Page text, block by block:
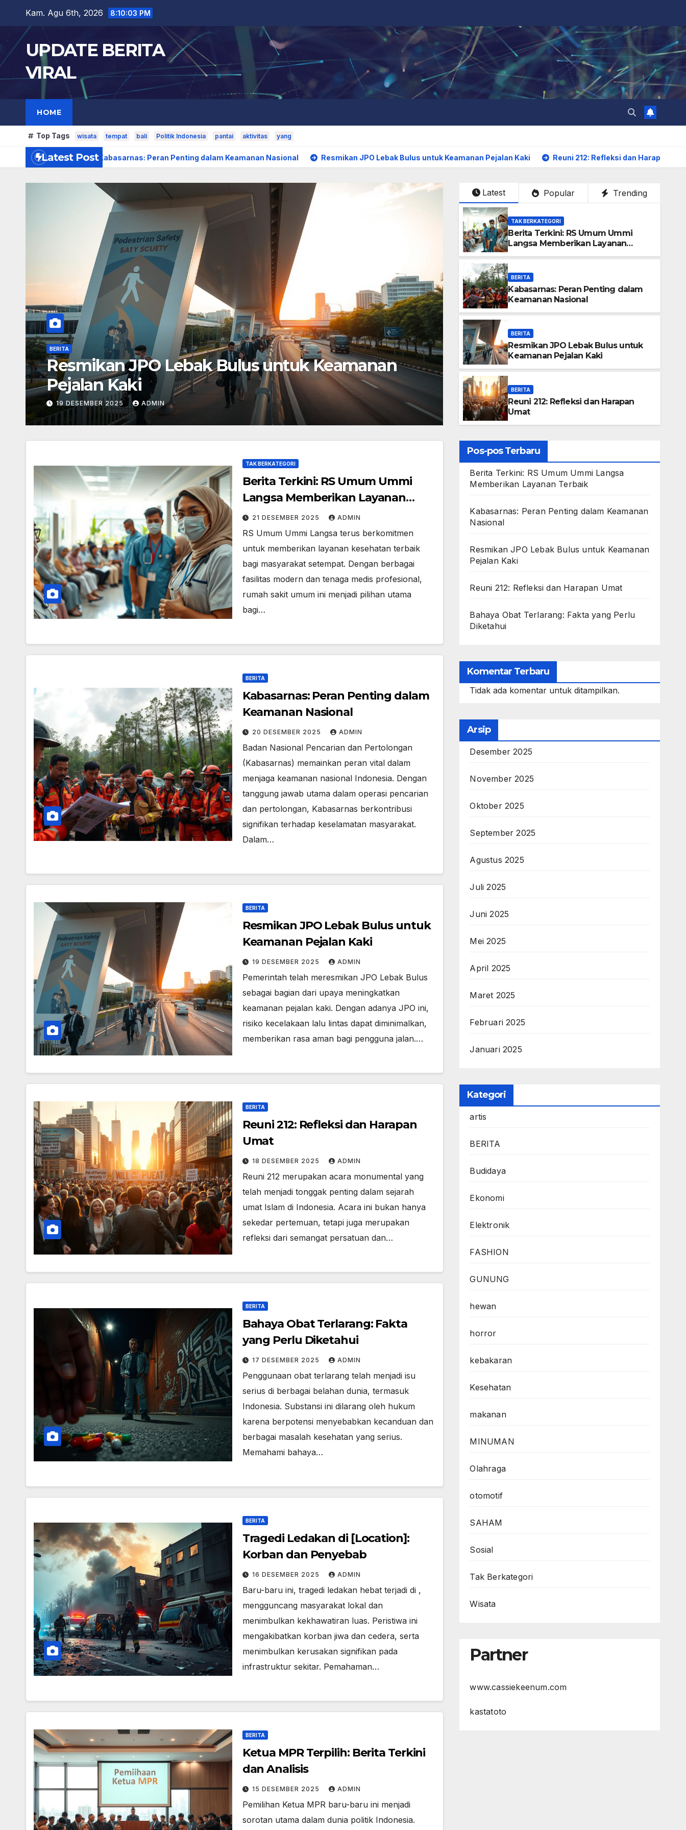
content
Kam. Agu 6th, 2026 8:10:04 PM
UPDATE BERITA
VIRAL
HOME
Top Tags wisata tempat bali Politik Indonesia pantai aktivitas yang
Latest Post
Kabasarnas: Peran Penting dalam Keamanan Nasional Resmikan JPO Lebak Bulus untuk Keamanan Pejalan Kaki Reuni 212: Refleksi dan Harapan Umat
BERITA
Reuni 212: Refleksi dan Harapan Umat
18 DESEMBER 2025 ADMIN
BERITA
Bahaya Obat Terlarang:
Diketahui
17 DESEMBER 2025 ADMIN
Latest Popular Trending
TAK BERKATEGORI
Berita Terkini: RS Umum Ummi
Langsa Memberikan Layanan
BERITA
Kabasarnas: Peran Penting dalam
Keamanan Nasional
BERITA
Resmikan JPO Lebak Bulus untuk
Keamanan Pejalan Kaki
BERITA
Reuni 212: Refleksi dan Harapan
Umat
TAK BERKATEGORI
Berita Terkini: RS Umum Ummi
Langsa Memberikan Layanan
Terbaik
21 DESEMBER 2025 ADMIN
RS Umum Ummi Langsa terus berkomitmen
untuk memberikan layanan kesehatan terbaik
bagi masyarakat setempat. Dengan berbagai
fasilitas modern dan tenaga medis profesional,
rumah sakit umum ini menjadi pilihan utama
bagi…
BERITA
Kabasarnas: Peran Penting dalam
Keamanan Nasional
20 DESEMBER 2025 ADMIN
Badan Nasional Pencarian dan Pertolongan
(Kabasarnas) memainkan peran vital dalam
menjaga keamanan nasional Indonesia. Dengan
tanggung jawab utama dalam operasi pencarian
dan pertolongan, Kabasarnas berkontribusi
signifikan terhadap keselamatan masyarakat.
Dalam…
BERITA
Resmikan JPO Lebak Bulus untuk
Keamanan Pejalan Kaki
19 DESEMBER 2025 ADMIN
Pemerintah telah meresmikan JPO Lebak Bulus
sebagai bagian dari upaya meningkatkan
keamanan pejalan kaki. Dengan adanya JPO ini,
risiko kecelakaan lalu lintas dapat diminimalkan,
memberikan rasa aman bagi pengguna jalan.…
BERITA
Reuni 212: Refleksi dan Harapan
Umat
18 DESEMBER 2025 ADMIN
Reuni 212 merupakan acara monumental yang
telah menjadi tonggak penting dalam sejarah
umat Islam di Indonesia. Acara ini bukan hanya
sekedar pertemuan, tetapi juga merupakan
refleksi dari semangat persatuan dan…
BERITA
Bahaya Obat Terlarang: Fakta
yang Perlu Diketahui
17 DESEMBER 2025 ADMIN
Penggunaan obat terlarang telah menjadi isu
serius di berbagai belahan dunia, termasuk
Indonesia. Substansi ini dilarang oleh hukum
karena berpotensi menyebabkan kecanduan dan
berbagai masalah kesehatan yang serius.
Memahami bahaya…
BERITA
Tragedi Ledakan di [Location]:
Korban dan Penyebab
16 DESEMBER 2025 ADMIN
Baru-baru ini, tragedi ledakan hebat terjadi di ,
mengguncang masyarakat lokal dan
menimbulkan kekhawatiran luas. Peristiwa ini
mengakibatkan korban jiwa dan cedera, serta
menimbulkan kerusakan signifikan pada
infrastruktur sekitar. Pemahaman…
BERITA
Ketua MPR Terpilih: Berita Terkini
dan Analisis
15 DESEMBER 2025 ADMIN
Pemilihan Ketua MPR baru-baru ini menjadi
sorotan utama dalam dunia politik Indonesia.
Pos-pos Terbaru
Berita Terkini: RS Umum Ummi Langsa
Memberikan Layanan Terbaik
Kabasarnas: Peran Penting dalam Keamanan
Nasional
Resmikan JPO Lebak Bulus untuk Keamanan
Pejalan Kaki
Reuni 212: Refleksi dan Harapan Umat
Bahaya Obat Terlarang: Fakta yang Perlu
Diketahui
Komentar Terbaru
Tidak ada komentar untuk ditampilkan.
Arsip
Desember 2025
November 2025
Oktober 2025
September 2025
Agustus 2025
Juli 2025
Juni 2025
Mei 2025
April 2025
Maret 2025
Februari 2025
Januari 2025
Kategori
artis
BERITA
Budidaya
Ekonomi
Elektronik
FASHION
GUNUNG
hewan
horror
kebakaran
Kesehatan
makanan
MINUMAN
Olahraga
otomotif
SAHAM
Sosial
Tak Berkategori
Wisata
Partner
www.cassiekeenum.com
kastatoto